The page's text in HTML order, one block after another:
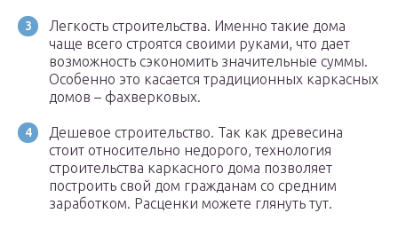
Легкость строительства. Именно такие дома
чаще всего строятся своими руками, что дает
возможность сэкономить значительные суммы.
Особенно это касается традиционных каркасных
домов – фахверковых.
Дешевое строительство. Так как древесина
стоит относительно недорого, технология
строительства каркасного дома позволяет
построить свой дом гражданам со средним
заработком. Расценки можете глянуть тут.